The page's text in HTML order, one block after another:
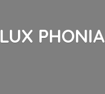
LUX PHONIA